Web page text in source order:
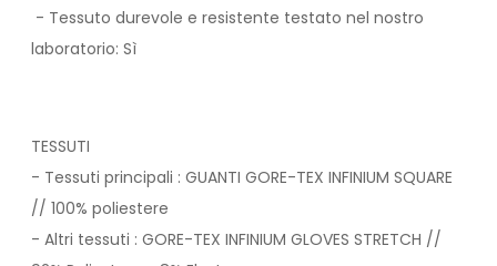
- Tessuto durevole e resistente testato nel nostro
laboratorio: Sì
TESSUTI
- Tessuti principali : GUANTI GORE-TEX INFINIUM SQUARE
// 100% poliestere
- Altri tessuti : GORE-TEX INFINIUM GLOVES STRETCH //